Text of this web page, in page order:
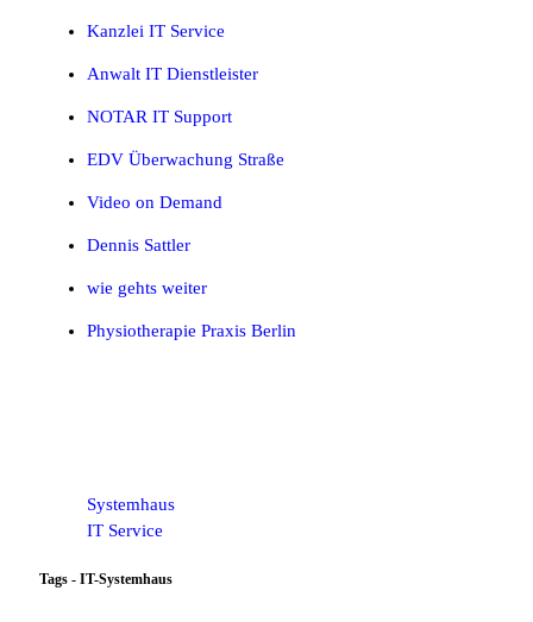
Kanzlei IT Service
Anwalt IT Dienstleister
NOTAR IT Support
EDV Überwachung Straße
Video on Demand
Dennis Sattler
wie gehts weiter
Physiotherapie Praxis Berlin
Systemhaus
IT Service
Tags - IT-Systemhaus